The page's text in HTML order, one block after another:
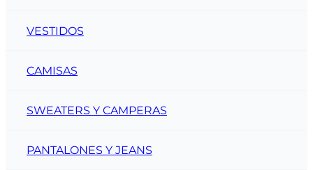
VESTIDOS
CAMISAS
SWEATERS Y CAMPERAS
PANTALONES Y JEANS